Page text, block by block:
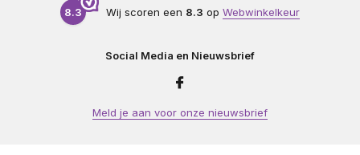
8.3 Wij scoren een 8.3 op Webwinkelkeur
Social Media en Nieuwsbrief
Meld je aan voor onze nieuwsbrief